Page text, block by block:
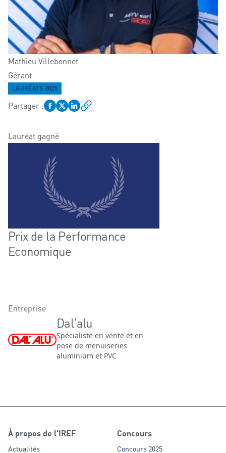
Mathieu Villebonnet
Gérant
LAURÉATS 2025
Partager :
Lauréat gagné
Prix de la Performance
Economique
Entreprise
Dal'alu
Spécialiste en vente et en
pose de menuiseries
aluminium et PVC
À propos de l'IREF
Actualités
Concours
Concours 2025